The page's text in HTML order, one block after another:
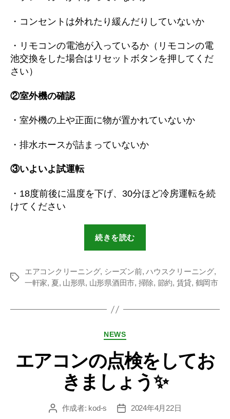
・コンセントは外れたり緩んだりしていないか
・リモコンの電池が入っているか（リモコンの電
池交換をした場合はリセットボタンを押してくだ
さい）
②室外機の確認
・室外機の上や正面に物が置かれていないか
・排水ホースが詰まっていないか
③いよいよ試運転
・18度前後に温度を下げ、30分ほど冷房運転を続
けてください
続きを読む
エアコンクリーニング, シーズン前,ハウスクリーニング,
一軒家, 夏 , 山形県, 山形県酒田市, 掃除, 節約, 賃貸, 鶴岡市
NEWS
エアコンの点検をしてお
きましょう✨
作成者: kod-s
2024年4月22日